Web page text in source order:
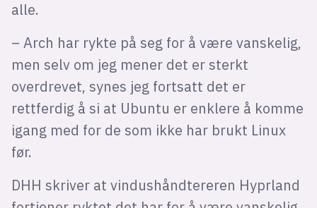
alle.
– Arch har rykte på seg for å være vanskelig,
men selv om jeg mener det er sterkt
overdrevet, synes jeg fortsatt det er
rettferdig å si at Ubuntu er enklere å komme
igang med for de som ikke har brukt Linux
før.
DHH skriver at vindushåndtereren Hyprland